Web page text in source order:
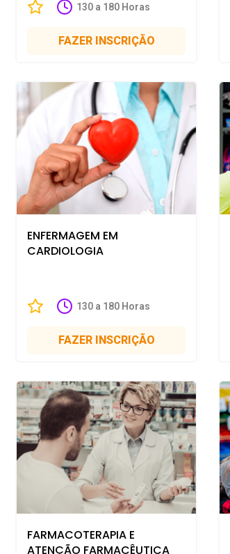
130 a 180 Horas
FAZER INSCRIÇÃO
ENFERMAGEM EM
CARDIOLOGIA
130 a 180 Horas
FAZER INSCRIÇÃO
FARMACOTERAPIA E
ATENÇÃO FARMACÊUTICA